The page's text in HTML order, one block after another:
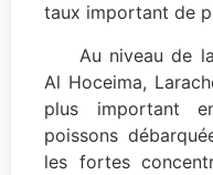
taux important de
Au niveau de
Al Hoceima,
plus important
poissons
les fortes